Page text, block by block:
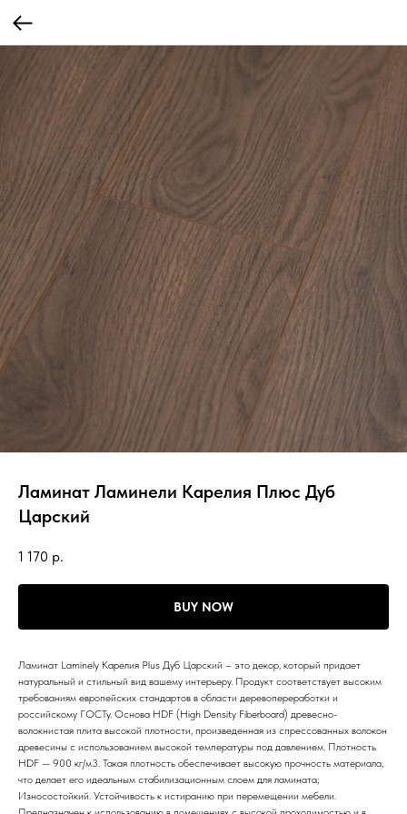
Ламинат Ламинели Карелия Плюс Дуб
Царский
1 170 р.
BUY NOW
Ламинат Laminely Карелия Plus Дуб Царский – это декор, который придает
натуральный и стильный вид вашему интерьеру. Продукт соответствует высоким
требованиям европейских стандартов в области деревопереработки и
российскому ГОСТу. Основа HDF (High Density Fiberboard) древесно-
волокнистая плита высокой плотности, произведенная из спрессованных волокон
древесины с использованием высокой температуры под давлением. Плотность
HDF — 900 кг/м3. Такая плотность обеспечивает высокую прочность материала,
что делает его идеальным стабилизационным слоем для ламината;
Износостойкий. Устойчивость к истиранию при перемещении мебели.